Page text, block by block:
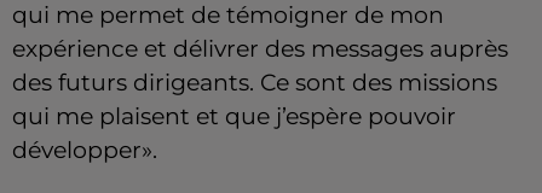
qui me permet de témoigner de mon
expérience et délivrer des messages auprès
des futurs dirigeants. Ce sont des missions
qui me plaisent et que j’espère pouvoir
développer».